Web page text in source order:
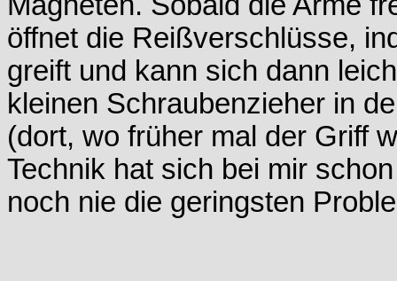
öffnet die Reißverschlüsse,
greift und kann sich dann
kleinen Schraubenzieher in
(dort, wo früher mal der Griff
Technik hat sich bei mir
noch nie die geringsten